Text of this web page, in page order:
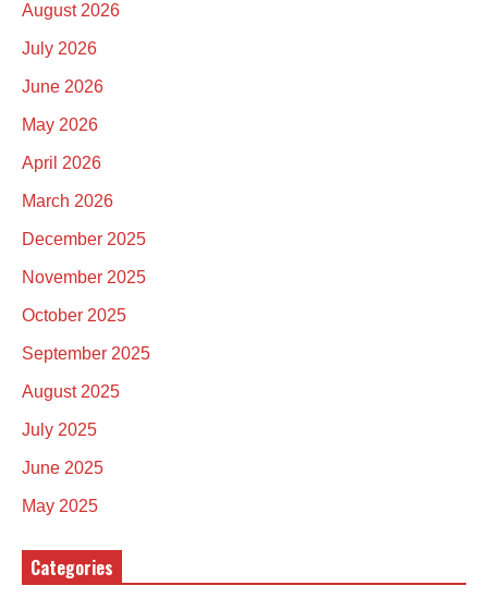
August 2026
July 2026
June 2026
May 2026
April 2026
March 2026
December 2025
November 2025
October 2025
September 2025
August 2025
July 2025
June 2025
May 2025
Categories